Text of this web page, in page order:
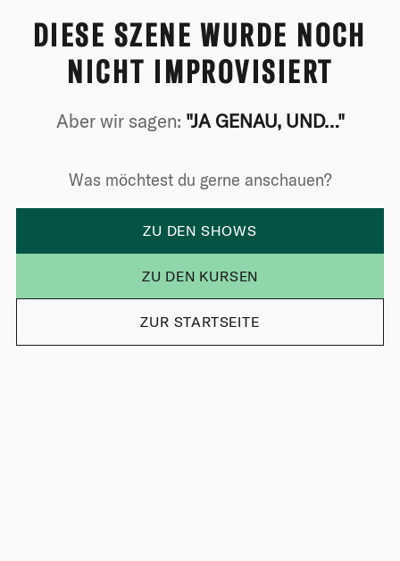
DIESE SZENE WURDE NOCH
NICHT IMPROVISIERT
Aber wir sagen: "JA GENAU, UND…"
Was möchtest du gerne anschauen?
ZU DEN SHOWS
ZU DEN KURSEN
ZUR STARTSEITE